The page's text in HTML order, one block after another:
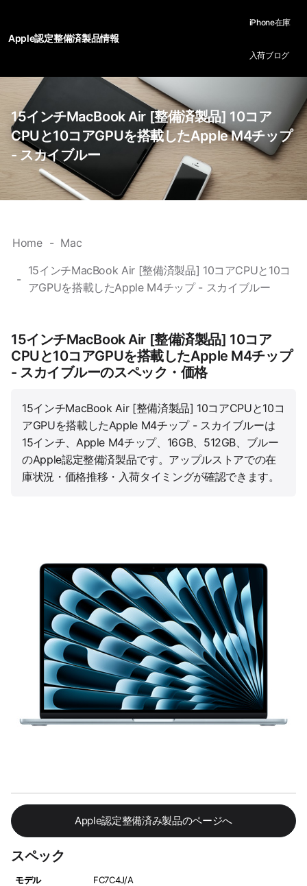
Apple認定整備済製品情報
iPhone在庫
入荷ブログ
15インチMacBook Air [整備済製品] 10コア
CPUと10コアGPUを搭載したApple M4チップ
- スカイブルー
Home Mac
15インチMacBook Air [整備済製品] 10コアCPUと10コ
アGPUを搭載したApple M4チップ - スカイブルー
15インチMacBook Air [整備済製品] 10コア
CPUと10コアGPUを搭載したApple M4チップ
- スカイブルーのスペック・価格
15インチMacBook Air [整備済製品] 10コアCPUと10コ
アGPUを搭載したApple M4チップ - スカイブルーは
15インチ、Apple M4チップ、16GB、512GB、ブルー
のApple認定整備済製品です。アップルストアでの在
庫状況・価格推移・入荷タイミングが確認できます。
Apple認定整備済み製品のページへ
スペック
モデル
FC7C4J/A